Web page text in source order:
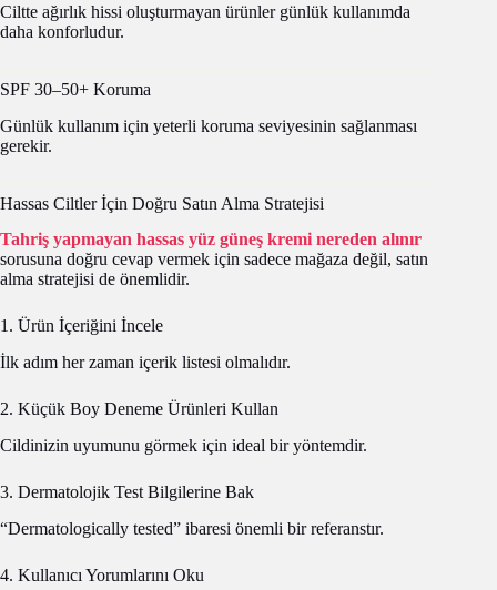
Ciltte ağırlık hissi oluşturmayan ürünler günlük kullanımda
daha konforludur.
SPF 30–50+ Koruma
Günlük kullanım için yeterli koruma seviyesinin sağlanması
gerekir.
Hassas Ciltler İçin Doğru Satın Alma Stratejisi
Tahriş yapmayan hassas yüz güneş kremi nereden alınır
sorusuna doğru cevap vermek için sadece mağaza değil, satın
alma stratejisi de önemlidir.
1. Ürün İçeriğini İncele
İlk adım her zaman içerik listesi olmalıdır.
2. Küçük Boy Deneme Ürünleri Kullan
Cildinizin uyumunu görmek için ideal bir yöntemdir.
3. Dermatolojik Test Bilgilerine Bak
“Dermatologically tested” ibaresi önemli bir referanstır.
4. Kullanıcı Yorumlarını Oku